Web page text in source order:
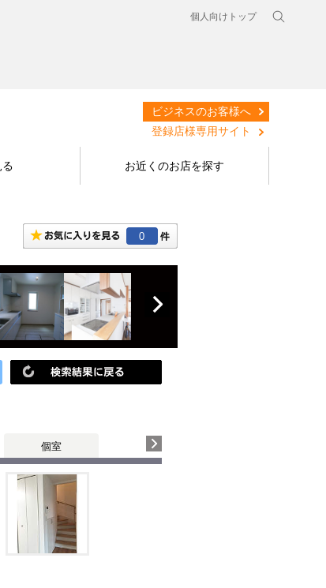
個人向けトップ
ビジネスのお客様へ
登録店様専用サイト
お近くのお店を探す
0
個室